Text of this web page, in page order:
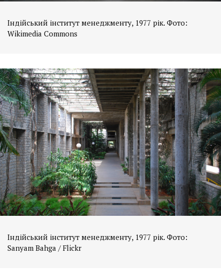
Індійський інститут менеджменту, 1977 рік. Фото:
Wikimedia Commons
Індійський інститут менеджменту, 1977 рік. Фото:
Sanyam Bahga / Flickr